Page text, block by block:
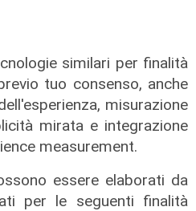
similari per finalità
tuo consenso, anche
misurazione
mirata e integrazione
measurement.
essere elaborati da
per le seguenti finalità
quel momento senza
e penserò che sei
vacanza con la
amo piccola".